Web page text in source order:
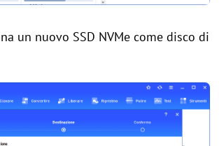
un nuovo SSD NVMe come disco di